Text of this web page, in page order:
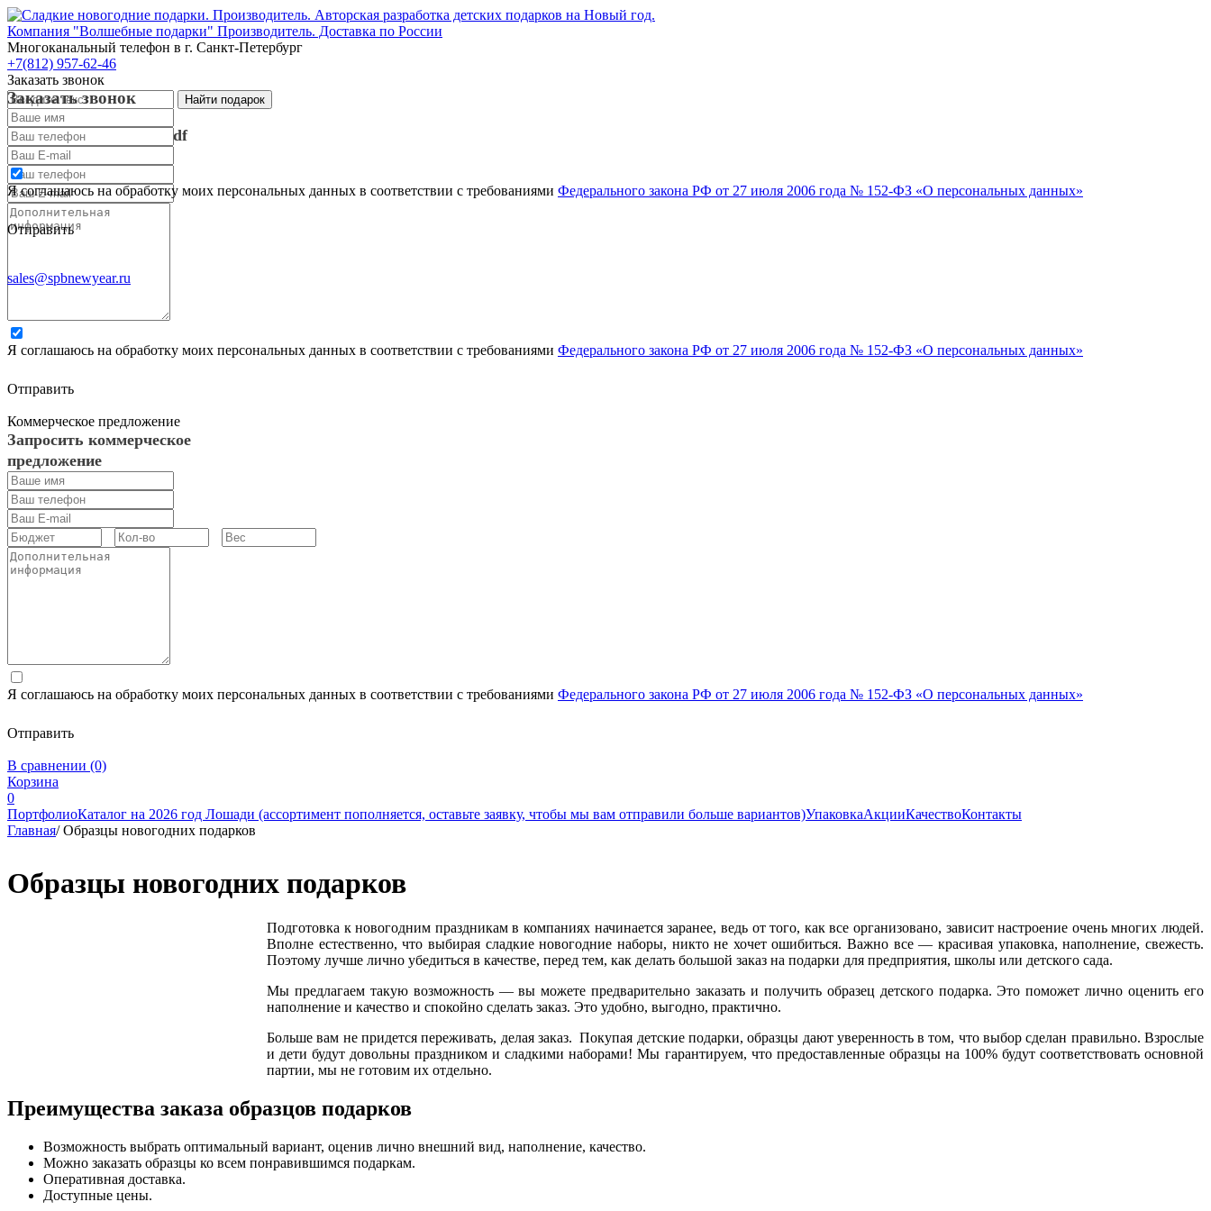
Компания "Волшебные подарки" Производитель. Доставка по России
Многоканальный телефон в г. Санкт-Петербург
+7(812) 957-62-46
Заказать звонок
Заказать звонок
Я соглашаюсь на обработку моих персональных данных в соответствии с требованиями Федерального закона РФ от 27 июля 2006 года № 152-ФЗ «О персональных данных»
Отправить
sales@spbnewyear.ru
Запросить каталог в pdf
Запросить каталог в pdf
Я соглашаюсь на обработку моих персональных данных в соответствии с требованиями Федерального закона РФ от 27 июля 2006 года № 152-ФЗ «О персональных данных»
Отправить
Коммерческое предложение
Запросить коммерческое
предложение
Я соглашаюсь на обработку моих персональных данных в соответствии с требованиями Федерального закона РФ от 27 июля 2006 года № 152-ФЗ «О персональных данных»
Отправить
В сравнении (0)
Корзина
0
ПортфолиоКаталог на 2026 год Лошади (ассортимент пополняется, оставьте заявку, чтобы мы вам отправили больше вариантов)УпаковкаАкцииКачествоКонтакты
Главная/ Образцы новогодних подарков
Образцы новогодних подарков
Подготовка к новогодним праздникам в компаниях начинается заранее, ведь от того, как все организовано, зависит настроение очень многих людей.
Вполне естественно, что выбирая сладкие новогодние наборы, никто не хочет ошибиться. Важно все — красивая упаковка, наполнение, свежесть.
Поэтому лучше лично убедиться в качестве, перед тем, как делать большой заказ на подарки для предприятия, школы или детского сада.
Мы предлагаем такую возможность — вы можете предварительно заказать и получить образец детского подарка. Это поможет лично оценить его
наполнение и качество и спокойно сделать заказ. Это удобно, выгодно, практично.
Больше вам не придется переживать, делая заказ. Покупая детские подарки, образцы дают уверенность в том, что выбор сделан правильно. Взрослые
и дети будут довольны праздником и сладкими наборами! Мы гарантируем, что предоставленные образцы на 100% будут соответствовать основной
партии, мы не готовим их отдельно.
Преимущества заказа образцов подарков
Возможность выбрать оптимальный вариант, оценив лично внешний вид, наполнение, качество.
Можно заказать образцы ко всем понравившимся подаркам.
Оперативная доставка.
Доступные цены.